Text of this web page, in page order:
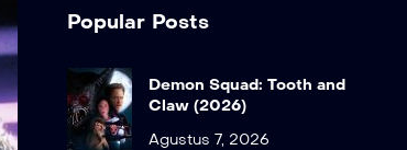
Popular Posts
Demon Squad: Tooth and
Claw (2026)
Agustus 7, 2026